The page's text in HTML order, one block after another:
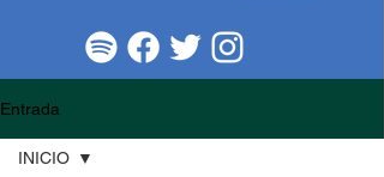
Entrada
INICIO